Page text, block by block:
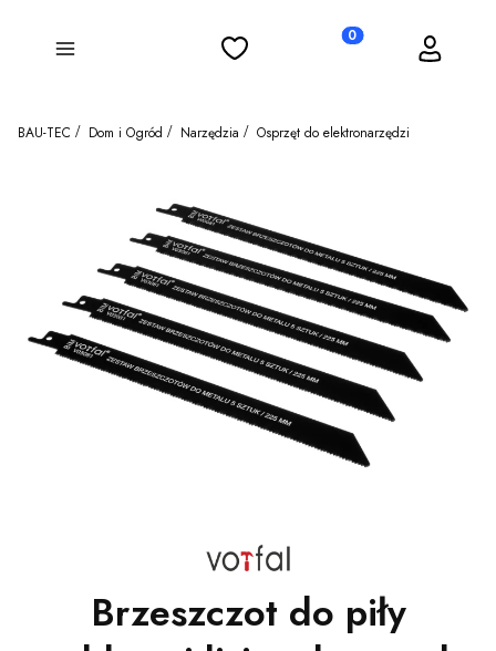
Menu Ulubione Produkty w koszyku:
Koszyk Zaloguj się
BAU-TEC Dom i Ogród Narzędzia Osprzęt do elektronarzędzi
Brzeszczot do piły